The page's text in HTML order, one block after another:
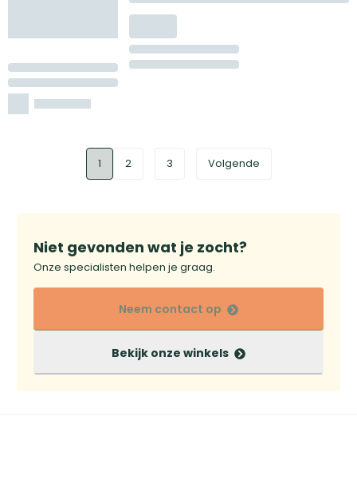
1 2 3 Volgende
Niet gevonden wat je zocht?
Onze specialisten helpen je graag.
Neem contact op
Bekijk onze winkels